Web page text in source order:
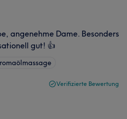
angenehme Dame. Besonders
gut! 👍
Verifizierte Bewertung